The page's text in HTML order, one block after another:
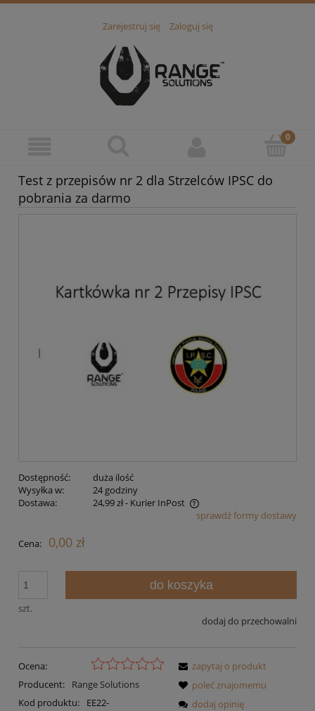
Zarejestruj się Zaloguj się
Test z przepisów nr 2 dla Strzelców IPSC do
pobrania za darmo
Dostępność:
duża ilość
Wysyłka w:
24 godziny
Dostawa:
24,99 zł- Kurier InPost
Cena nie zawiera ewentualnych kosztów płatnościsprawdź formy dostawy
Cena: 0,00 zł
szt.
do koszyka
dodaj do przechowalni
Ocena:
Producent:
Range Solutions
Kod produktu:
EE22-
zapytaj o produkt
poleć znajomemu
dodaj opinię